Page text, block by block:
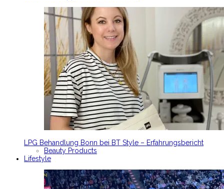
LPG Behandlung Bonn bei BT Style – Erfahrungsbericht
Beauty Products
Lifestyle